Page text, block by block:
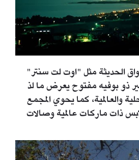
الحديثة مثل "اوت لت سنتر"
ذو بوفيه مفتوح يعرض ما لذ
والعالمية، كما يحوي المجمع
ذات ماركات عالمية وصالات